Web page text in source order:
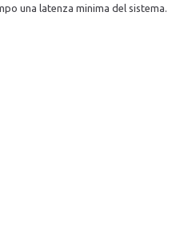
una latenza minima del sistema.